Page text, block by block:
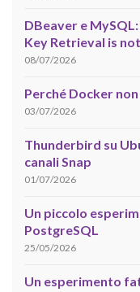
DBeaver e
Key Retrieval is
08/07/2026
Perché Docker
03/07/2026
Thunderbird su
canali Snap
01/07/2026
Un piccolo
PostgreSQL
25/05/2026
Un esperimento